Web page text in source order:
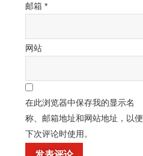
邮箱 *
网站
在此浏览器中保存我的显示名
称、邮箱地址和网站地址，以便
下次评论时使用。